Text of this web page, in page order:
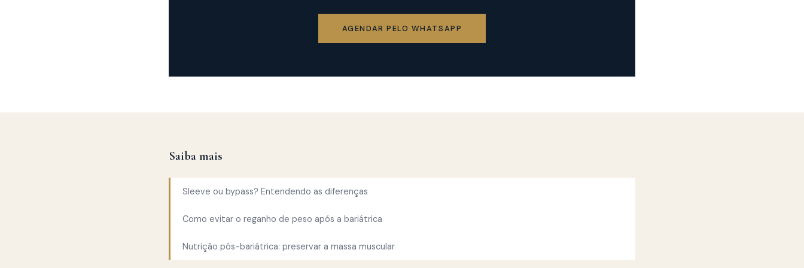
AGENDAR PELO WHATSAPP
Saiba mais
Sleeve ou bypass? Entendendo as diferenças
Como evitar o reganho de peso após a bariátrica
Nutrição pós-bariátrica: preservar a massa muscular